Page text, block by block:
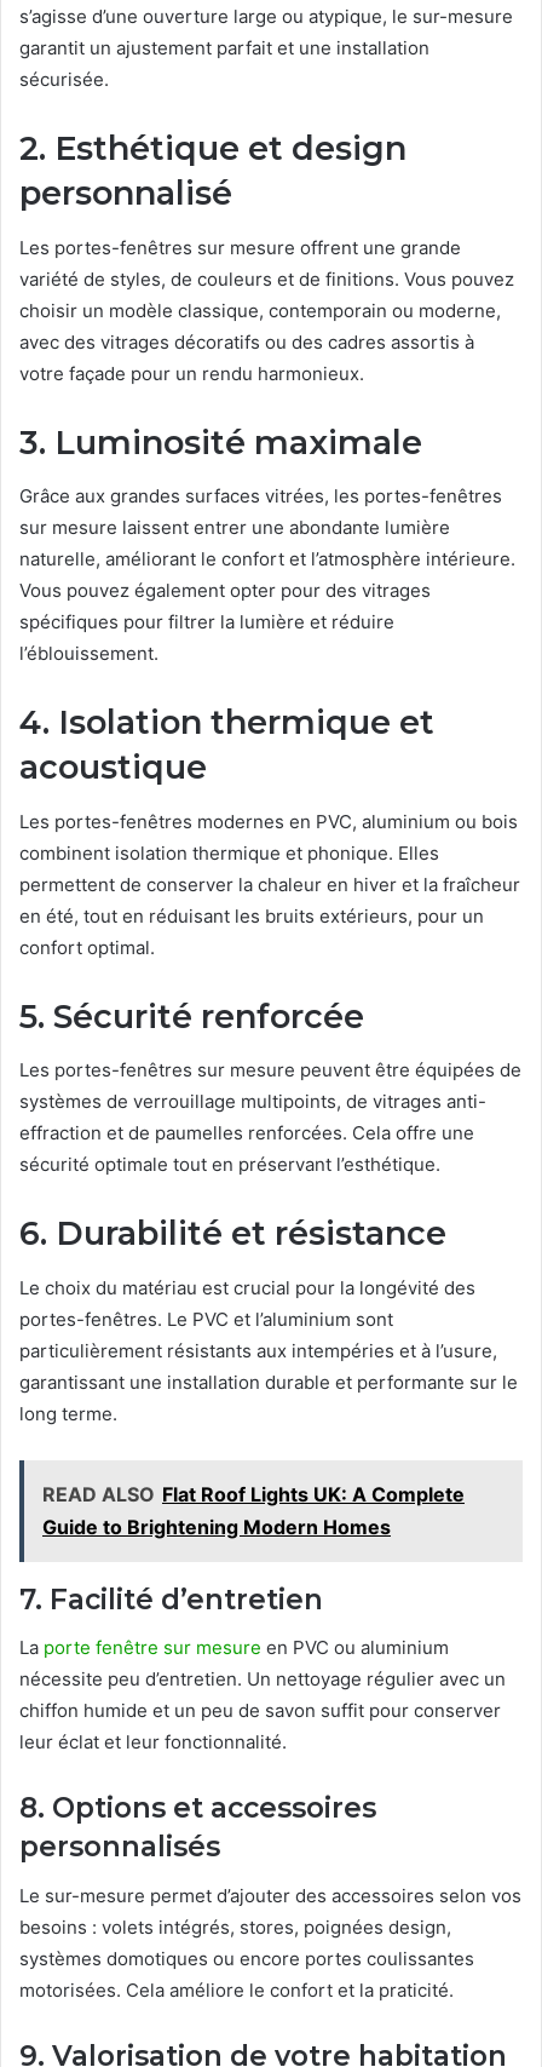
s’agisse d’une ouverture large ou atypique, le sur-mesure
garantit un ajustement parfait et une installation
sécurisée.
2. Esthétique et design
personnalisé
Les portes-fenêtres sur mesure offrent une grande
variété de styles, de couleurs et de finitions. Vous pouvez
choisir un modèle classique, contemporain ou moderne,
avec des vitrages décoratifs ou des cadres assortis à
votre façade pour un rendu harmonieux.
3. Luminosité maximale
Grâce aux grandes surfaces vitrées, les portes-fenêtres
sur mesure laissent entrer une abondante lumière
naturelle, améliorant le confort et l’atmosphère intérieure.
Vous pouvez également opter pour des vitrages
spécifiques pour filtrer la lumière et réduire
l’éblouissement.
4. Isolation thermique et
acoustique
Les portes-fenêtres modernes en PVC, aluminium ou bois
combinent isolation thermique et phonique. Elles
permettent de conserver la chaleur en hiver et la fraîcheur
en été, tout en réduisant les bruits extérieurs, pour un
confort optimal.
5. Sécurité renforcée
Les portes-fenêtres sur mesure peuvent être équipées de
systèmes de verrouillage multipoints, de vitrages anti-
effraction et de paumelles renforcées. Cela offre une
sécurité optimale tout en préservant l’esthétique.
6. Durabilité et résistance
Le choix du matériau est crucial pour la longévité des
portes-fenêtres. Le PVC et l’aluminium sont
particulièrement résistants aux intempéries et à l’usure,
garantissant une installation durable et performante sur le
long terme.
READ ALSO Flat Roof Lights UK: A Complete
Guide to Brightening Modern Homes
7. Facilité d’entretien
La porte fenêtre sur mesure en PVC ou aluminium
nécessite peu d’entretien. Un nettoyage régulier avec un
chiffon humide et un peu de savon suffit pour conserver
leur éclat et leur fonctionnalité.
8. Options et accessoires
personnalisés
Le sur-mesure permet d’ajouter des accessoires selon vos
besoins : volets intégrés, stores, poignées design,
systèmes domotiques ou encore portes coulissantes
motorisées. Cela améliore le confort et la praticité.
9. Valorisation de votre habitation